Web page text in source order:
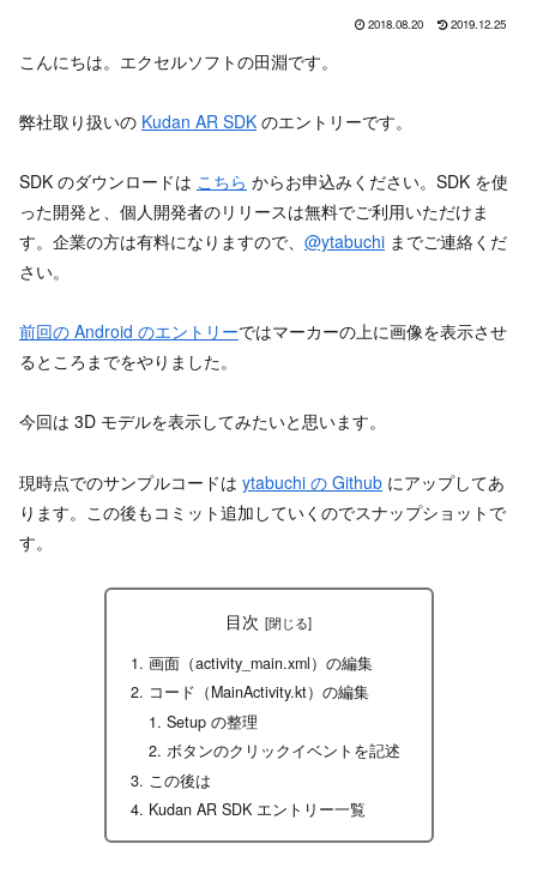
2018.08.20 2019.12.25
こんにちは。エクセルソフトの田淵です。
弊社取り扱いの Kudan AR SDK のエントリーです。
SDK のダウンロードは こちら からお申込みください。SDK を使
った開発と、個人開発者のリリースは無料でご利用いただけま
す。企業の方は有料になりますので、 @ytabuchi までご連絡くだ
さい。
前回の Android のエントリーではマーカーの上に画像を表示させ
るところまでをやりました。
今回は 3D モデルを表示してみたいと思います。
現時点でのサンプルコードは ytabuchi の Github にアップしてあ
ります。この後もコミット追加していくのでスナップショットで
す。
目次
画面（activity_main.xml）の編集
コード（MainActivity.kt）の編集
Setup の整理
ボタンのクリックイベントを記述
この後は
Kudan AR SDK エントリー一覧